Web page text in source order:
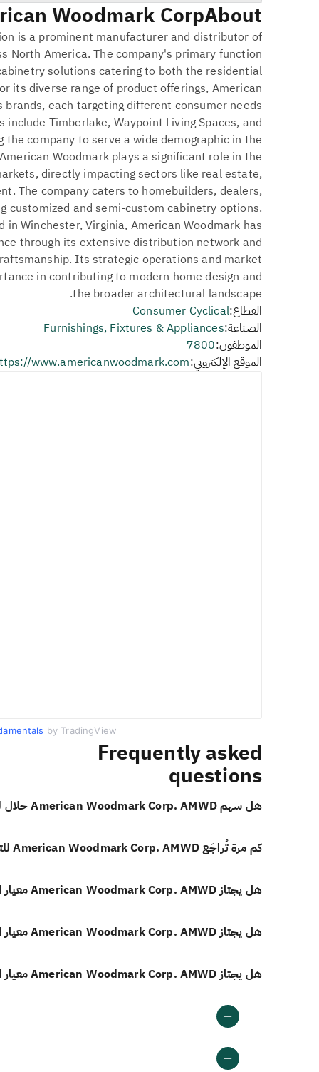
About
Woodmark Corp.
is a prominent manufacturer and distributor of
North America. The company's primary function
solutions catering to both the residential
its diverse range of product offerings, American
each targeting different consumer needs
include Timberlake, Waypoint Living Spaces, and
the company to serve a wide demographic in the
Woodmark plays a significant role in the
directly impacting sectors like real estate,
The company caters to homebuilders, dealers,
customized and semi-custom cabinetry options.
Winchester, Virginia, American Woodmark has
through its extensive distribution network and
Its strategic operations and market
in contributing to modern home design and
the broader architectural landscape.
القطاع:Consumer Cyclical
الصناعة:Furnishings, Fixtures & Appliances
الموظفون:7800
الموقع الإلكتروني:www.americanwoodmark.com
by TradingView
Frequently asked
questions
هل سهم American Woodmark Corp. AMWD حلال للاستثمار؟
كم مرة تُراجَع American Woodmark Corp. AMWD للتحقق من الامتثال الشرعي؟
هل يجتاز American Woodmark Corp. AMWD معيار الدخل غير المباح وفق أيوفي؟
هل يجتاز American Woodmark Corp. AMWD معيار الاستثمارات المرتبطة بالفائدة وفق أيوفي؟
هل يجتاز American Woodmark Corp. AMWD معيار الديون المرتبطة بالفائدة وفق أيوفي؟